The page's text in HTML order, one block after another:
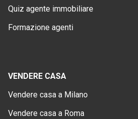
Quiz agente immobiliare
Formazione agenti
VENDERE CASA
Vendere casa a Milano
Vendere casa a Roma